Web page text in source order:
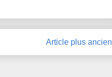
Article plus ancien